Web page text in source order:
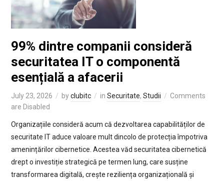
99% dintre companii consideră
securitatea IT o componentă
esențială a afacerii
July 23, 2026 byclubitc in Securitate, Studii
Comments
are Disabled
Organizațiile consideră acum că dezvoltarea capabilităților de
securitate IT aduce valoare mult dincolo de protecția împotriva
amenințărilor cibernetice. Acestea văd securitatea cibernetică
drept o investiție strategică pe termen lung, care susține
transformarea digitală, crește reziliența organizațională și